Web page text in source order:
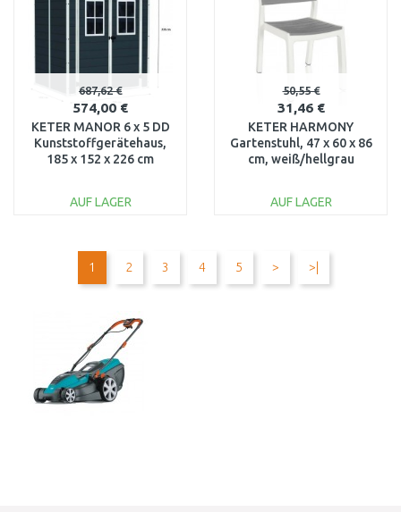
687,62 €
574,00 €
KETER MANOR 6 x 5 DD
Kunststoffgerätehaus,
185 x 152 x 226 cm
AUF LAGER
50,55 €
31,46 €
KETER HARMONY
Gartenstuhl, 47 x 60 x 86
cm, weiß/hellgrau
AUF LAGER
Vergleichen
1 2 3 4 5 > >|